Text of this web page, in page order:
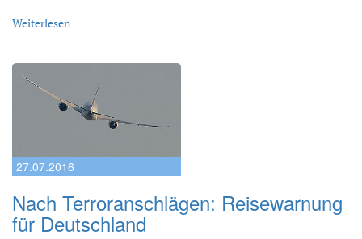
Weiterlesen
27.07.2016
Nach Terroranschlägen: Reisewarnung
für Deutschland